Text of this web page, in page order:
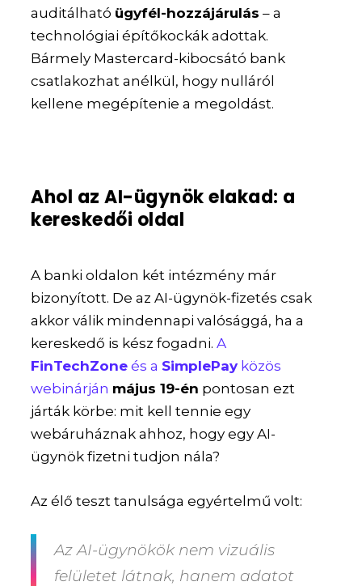
auditálható ügyfél-hozzájárulás – a
technológiai építőkockák adottak.
Bármely Mastercard-kibocsátó bank
csatlakozhat anélkül, hogy nulláról
kellene megépítenie a megoldást.
Ahol az AI-ügynök elakad: a
kereskedői oldal
A banki oldalon két intézmény már
bizonyított. De az AI-ügynök-fizetés csak
akkor válik mindennapi valósággá, ha a
kereskedő is kész fogadni.A
FinTechZone és a SimplePay közös
webinárján május 19-én pontosan ezt
járták körbe: mit kell tennie egy
webáruháznak ahhoz, hogy egy AI-
ügynök fizetni tudjon nála?
Az élő teszt tanulsága egyértelmű volt:
Az AI-ügynökök nem vizuális
felületet látnak, hanem adatot